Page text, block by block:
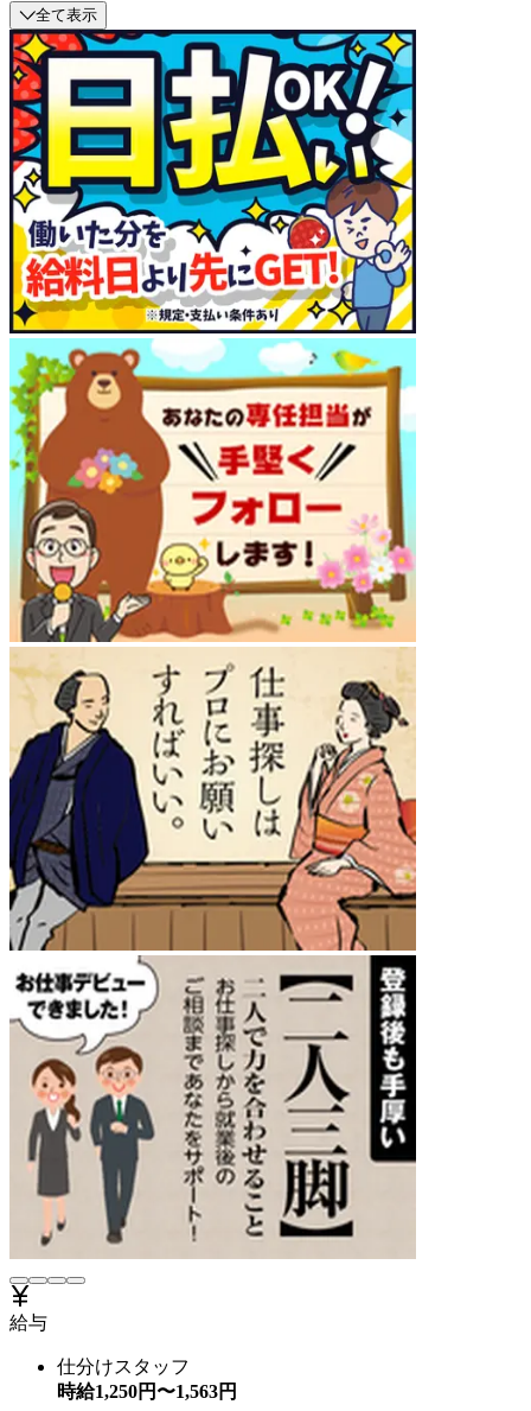
全て表示
給与
仕分けスタッフ
時給1,250円〜1,563円